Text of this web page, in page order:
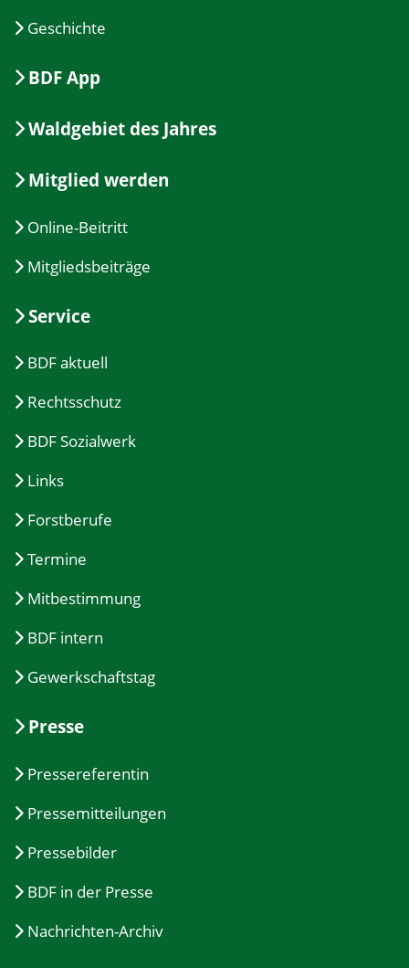
Geschichte
BDF App
Waldgebiet des Jahres
Mitglied werden
Online-Beitritt
Mitgliedsbeiträge
Service
BDF aktuell
Rechtsschutz
BDF Sozialwerk
Links
Forstberufe
Termine
Mitbestimmung
BDF intern
Gewerkschaftstag
Presse
Pressereferentin
Pressemitteilungen
Pressebilder
BDF in der Presse
Nachrichten-Archiv